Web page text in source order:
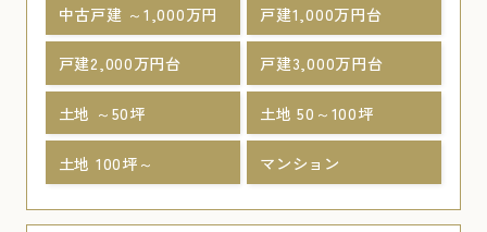
中古戸建 ～1,000万円 戸建1,000万円台
戸建2,000万円台 戸建3,000万円台
土地 ～50坪 土地 50～100坪
土地 100坪～ マンション